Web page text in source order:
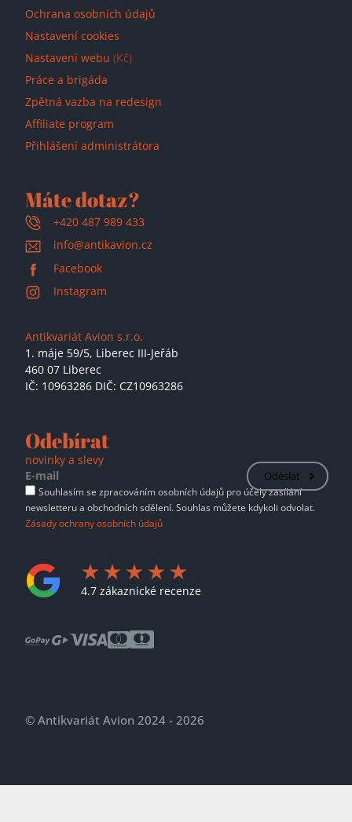
Ochrana osobních údajů
Nastavení cookies
Nastavení webu (Kč)
Práce a brigáda
Zpětná vazba na redesign
Affiliate program
Přihlášení administrátora
Máte dotaz?
+420 487 989 433
info@antikavion.cz
Facebook
Instagram
Antikvariát Avion s.r.o.
1. máje 59/5, Liberec III-Jeřáb
460 07 Liberec
IČ: 10963286 DIČ: CZ10963286
Odebírat
novinky a slevy
Odeslat
Souhlasím se zpracováním osobních údajů pro účely zasílání
newsletteru a obchodních sdělení. Souhlas můžete kdykoli odvolat.
Zásady ochrany osobních údajů
4.7 zákaznické recenze
© Antikvariát Avion 2024 - 2026